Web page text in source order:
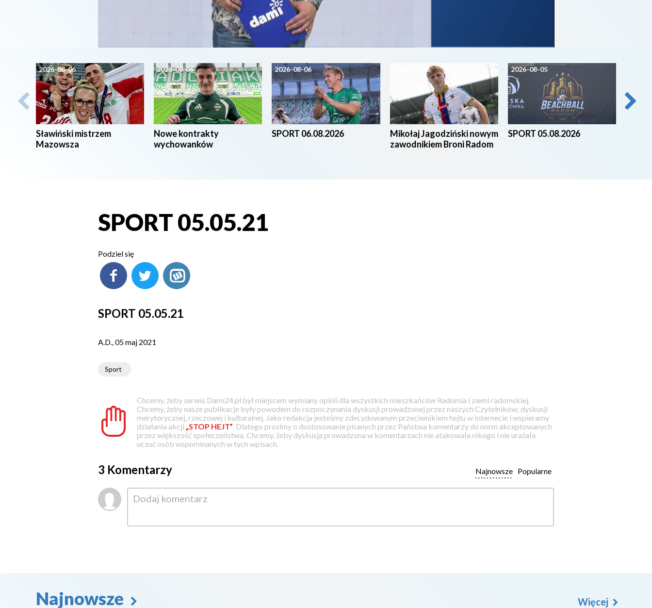
2026-08-06
Sławiński mistrzem
Mazowsza
2026-08-06
Nowe kontrakty
wychowanków
2026-08-06
SPORT 06.08.2026
2026-08-05
Mikołaj Jagodziński nowym
zawodnikiem Broni Radom
2026-08-05
SPORT 05.08.2026
SPORT 05.05.21
Podziel się
SPORT 05.05.21
A.D., 05 maj 2021
Sport
Chcemy, żeby serwis Dami24.pl był miejscem wymiany opinii dla wszystkich mieszkańców Radomia i ziemi radomskiej.
Chcemy, żeby nasze publikacje były powodem do rozpoczynania dyskusji prowadzonej przez naszych Czytelników; dyskusji
merytorycznej, rzeczowej i kulturalnej. Jako redakcja jesteśmy zdecydowanym przeciwnikiem hejtu w Internecie i wspieramy
działania akcji „STOP HEJT” . Dlatego prosimy o dostosowanie pisanych przez Państwa komentarzy do norm akceptowanych
przez większość społeczeństwa. Chcemy, żeby dyskusja prowadzona w komentarzach nie atakowała nikogo i nie urażała
uczuć osób wspominanych w tych wpisach.
3 Komentarzy Popularne
Najnowsze
Najnowsze Więcej